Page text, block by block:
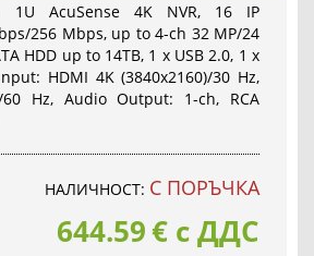
1U AcuSense 4K NVR, 16 IP
256 Mbps, up to 4-ch 32 MP/24
HDD up to 14TB, 1 x USB 2.0, 1 x
HDMI 4K (3840x2160)/30 Hz,
60 Hz, Audio Output: 1-ch, RCA
НАЛИЧНОСТ: С ПОРЪЧКА
644.59€ с ДДС